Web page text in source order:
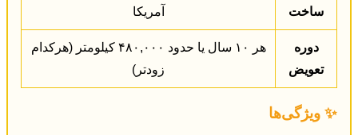
ساخت آمریکا
دوره
تعویض
هر ۱۰ سال یا حدود ۴۸۰,۰۰۰ کیلومتر (هرکدام
زودتر)
✨ ویژگی‌ها